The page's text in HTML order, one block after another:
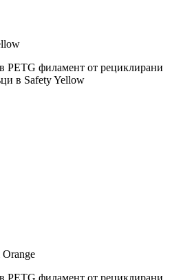
PETG филамент от рециклирани
в Safety Yellow
PETG филамент от рециклирани